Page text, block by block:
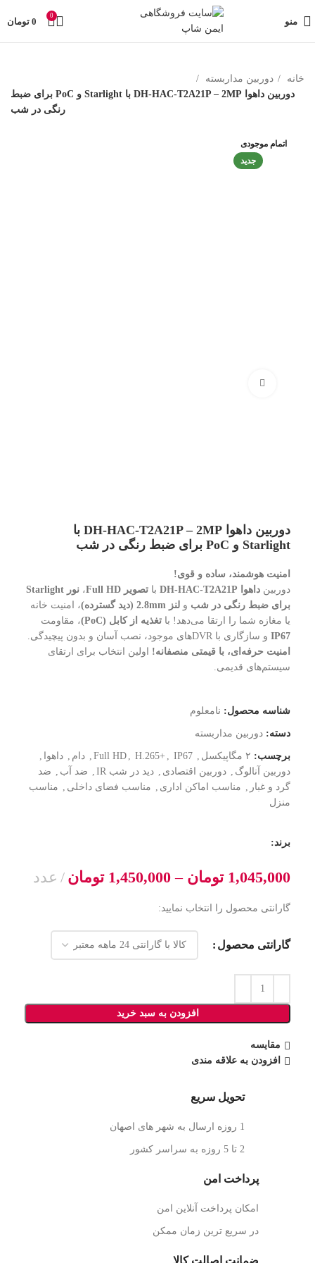
منو
0
0 تومان
خانه
دوربین مداربسته
دوربین داهوا DH-HAC-T2A21P – 2MP با Starlight و PoC برای ضبط
رنگی در شب
اتمام موجودی
جدید
دوربین داهوا DH-HAC-T2A21P – 2MP با
Starlight و PoC برای ضبط رنگی در شب
امنیت هوشمند، ساده و قوی!
دوربین داهوا DH-HAC-T2A21P با تصویر Full HD ،
نور Starlight
برای ضبط رنگی در شب و لنز 2.8mm (دید گسترده)
، امنیت خانه
یا مغازه شما را ارتقا می‌دهد! با تغذیه از کابل (PoC)
، مقاومت
IP67 و سازگاری با DVRهای موجود، نصب آسان و بدون پیچیدگی.
امنیت حرفه‌ای، با قیمتی منصفانه! اولین انتخاب برای ارتقای
سیستم‌های قدیمی.
شناسه محصول: نامعلوم
دسته: دوربین مداربسته
برچسب: ۲ مگاپیکسل Full HD H.265+ IP67 دام داهوا
دوربین آنالوگ
دوربین اقتصادی دید در شب IR ضد آب
ضد
گرد و غبار
مناسب اماکن اداری مناسب فضای داخلی
مناسب
منزل
برند:
1,045,000 تومان –
1,450,000 تومان عدد
گارانتی محصول را انتخاب نمایید:
گارانتی محصول
افزودن به سبد خرید
مقایسه
افزودن به علاقه مندی
تحویل سریع
1 روزه ارسال به شهر های اصهان
2 تا 5 روزه به سراسر کشور
پرداخت امن
امکان پرداخت آنلاین امن
در سریع ترین زمان ممکن
ضمانت اصالت کالا
راحت خرید کنید در صورت مشکل حتما با پشتیبانی فروشگاه